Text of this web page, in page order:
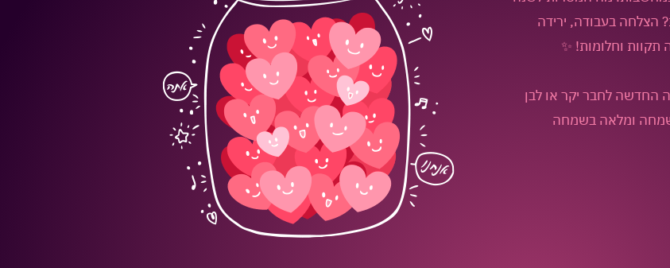
הצלחה בעבודה, ירידה
וחלומות! ✨
החדשה לחבר יקר או לבן
ומלאה בשמחה